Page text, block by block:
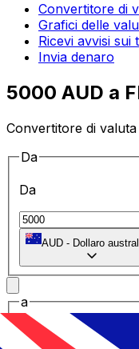
Convertitore di
Grafici delle
Ricevi avvisi sui
Invia denaro
5000 AUD a
Convertitore di valuta
Da
Da
AUD - Dollaro
a
a